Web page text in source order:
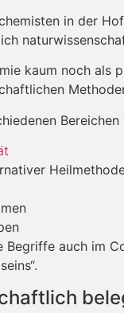
in der
kaum noch als
Bereichen
Begriffe auch im